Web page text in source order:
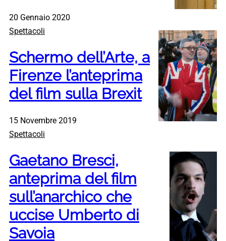
20 Gennaio 2020
Spettacoli
Schermo dell’Arte, a
Firenze l’anteprima
del film sulla Brexit
15 Novembre 2019
Spettacoli
Gaetano Bresci,
anteprima del film
sull’anarchico che
uccise Umberto di
Savoia